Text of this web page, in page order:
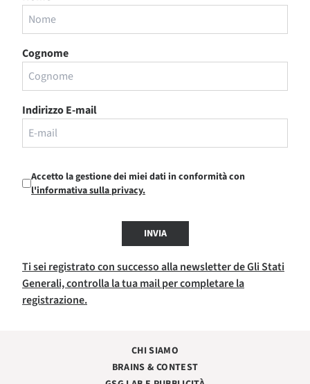
Cognome
Indirizzo E-mail
Accetto la gestione dei miei dati in conformità con
l'informativa sulla privacy.
INVIA
Ti sei registrato con successo alla newsletter de Gli Stati
Generali, controlla la tua mail per completare la
registrazione.
CHI SIAMO
BRAINS & CONTEST